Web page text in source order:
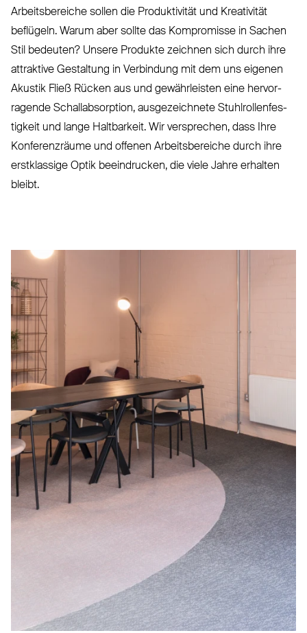
Arbeits­bereiche sollen die Pro­duk­tivität und Krea­tivität
beflügeln. Warum aber sollte das Kom­promisse in Sachen
Stil bedeuten? Unsere Produkte zeichnen sich durch ihre
attraktive Gestaltung in Ver­bindung mit dem uns eigenen
Akustik Fließ Rücken aus und gewähr­leisten eine her­vor­
ragende Schall­ab­sorption, aus­ge­zeichnete Stuhl­rol­len­fes­
tigkeit und lange Halt­barkeit. Wir ver­sprechen, dass Ihre
Kon­fe­renzräume und offenen Arbeits­bereiche durch ihre
erst­klassige Optik beein­drucken, die viele Jahre erhalten
bleibt.